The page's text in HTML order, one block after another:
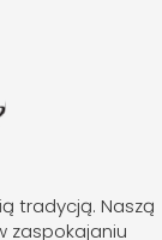
tradycją. Naszą
zaspokajaniu